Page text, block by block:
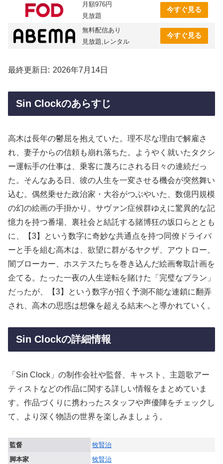
月額976円
見放題
今すぐ見る
無料配信あり
見放題,レンタル
今すぐ見る
最終更新日 2026年7月14日
Sin Clockのあらすじ
高木は長年の鬱屈を抱えていた。理不尽な理由で解雇さ
れ、妻子からの信頼も崩れ落ちた。ようやく就いたタクシ
ー運転手の仕事は、乗客に蔑ろにされる日々の連続だっ
た。そんなある日、彼の人生を一変させる機会が突然舞い
込む。偶然乗せた政治家・大谷がつぶやいた、数億円規模
の幻の絵画の手掛かり。サヴァン症候群ゆえに驚異的な記
憶力を持つ番場、裏社会と結託する賭博狂の坂口らととも
に、【3】という数字に奇妙な共通点を持つ同僚ドライバ
ーと手を組む高木は、欲望に群がるヤクザ、アウトロー、
闇ブローカー、ホステスたちを巻き込んだ絵画奪取計画を
企てる。たった一夜の人生逆転を賭けた「完璧なプラン」
だったが、【3】という数字が招く予測不能な連鎖に翻弄
され、高木の思惑は想像を超える結末へと導かれていく。
Sin Clockの詳細情報
「Sin Clock」の制作会社や監督、キャスト、主題歌アー
ティストなどの作品に関する詳しい情報をまとめていま
す。作品づくりに携わったスタッフや声優陣をチェックし
て、より深く物語の世界を楽しみましょう。
監督
牧賢治
脚本家
牧賢治